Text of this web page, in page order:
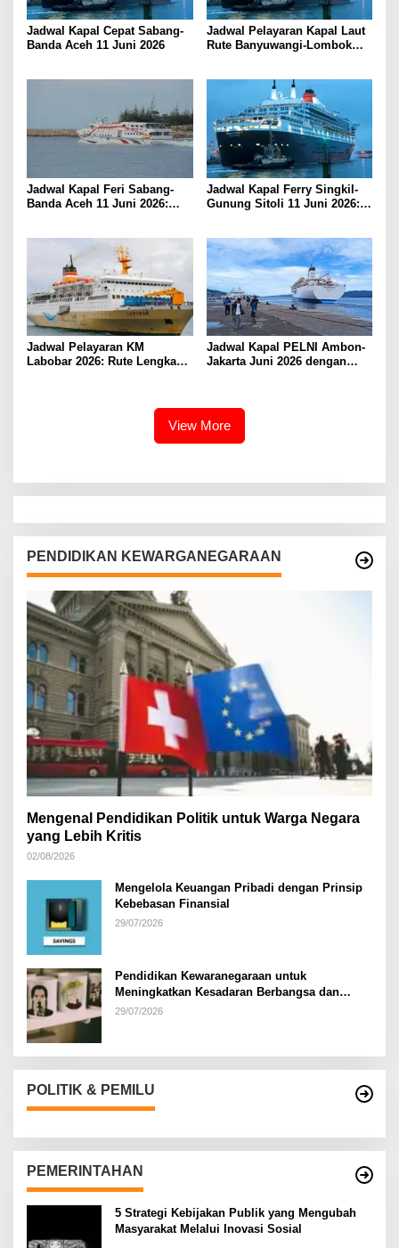
Jadwal Kapal Cepat Sabang-
Banda Aceh 11 Juni 2026
Jadwal Pelayaran Kapal Laut
Rute Banyuwangi-Lombok
Jadwal Kapal Feri Sabang-
Banda Aceh 11 Juni 2026:
Jadwal Kapal Ferry Singkil-
Gunung Sitoli 11 Juni 2026:
Jadwal Pelayaran KM
Labobar 2026: Rute Lengkap
Jadwal Kapal PELNI Ambon-
Jakarta Juni 2026 dengan
View More
PENDIDIKAN KEWARGANEGARAAN
Mengenal Pendidikan Politik untuk Warga Negara
yang Lebih Kritis
02/08/2026
Mengelola Keuangan Pribadi dengan Prinsip
Kebebasan Finansial
29/07/2026
Pendidikan Kewaranegaraan untuk
Meningkatkan Kesadaran Berbangsa dan
Bernegara di…
29/07/2026
POLITIK & PEMILU
PEMERINTAHAN
5 Strategi Kebijakan Publik yang Mengubah
Masyarakat Melalui Inovasi Sosial